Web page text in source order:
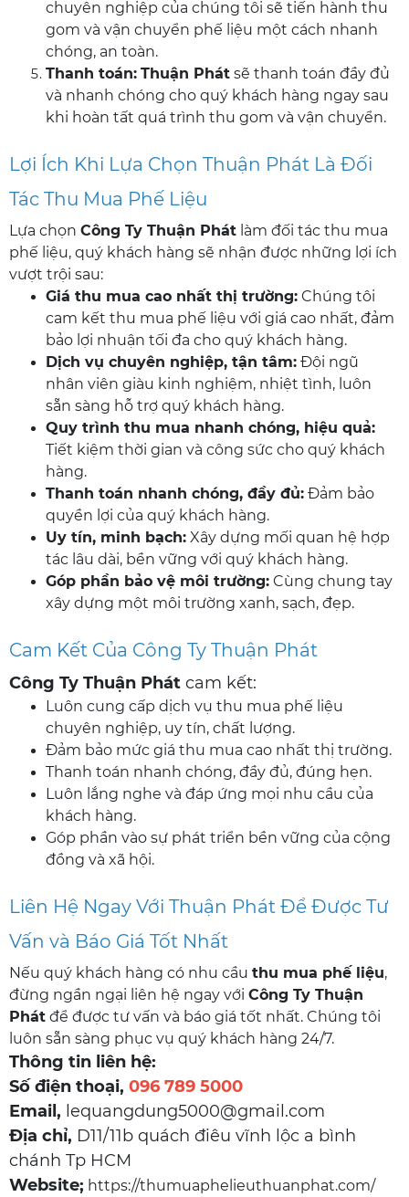
chuyên nghiệp của chúng tôi sẽ tiến hành thu
gom và vận chuyển phế liệu một cách nhanh
chóng, an toàn.
Thanh toán: Thuận Phát sẽ thanh toán đầy đủ
và nhanh chóng cho quý khách hàng ngay sau
khi hoàn tất quá trình thu gom và vận chuyển.
Lợi Ích Khi Lựa Chọn Thuận Phát Là Đối
Tác Thu Mua Phế Liệu
Lựa chọn Công Ty Thuận Phát làm đối tác thu mua
phế liệu, quý khách hàng sẽ nhận được những lợi ích
vượt trội sau:
Giá thu mua cao nhất thị trường: Chúng tôi
cam kết thu mua phế liệu với giá cao nhất, đảm
bảo lợi nhuận tối đa cho quý khách hàng.
Dịch vụ chuyên nghiệp, tận tâm: Đội ngũ
nhân viên giàu kinh nghiệm, nhiệt tình, luôn
sẵn sàng hỗ trợ quý khách hàng.
Quy trình thu mua nhanh chóng, hiệu quả:
Tiết kiệm thời gian và công sức cho quý khách
hàng.
Thanh toán nhanh chóng, đầy đủ: Đảm bảo
quyền lợi của quý khách hàng.
Uy tín, minh bạch: Xây dựng mối quan hệ hợp
tác lâu dài, bền vững với quý khách hàng.
Góp phần bảo vệ môi trường: Cùng chung tay
xây dựng một môi trường xanh, sạch, đẹp.
Cam Kết Của Công Ty Thuận Phát
Công Ty Thuận Phát cam kết:
Luôn cung cấp dịch vụ thu mua phế liệu
chuyên nghiệp, uy tín, chất lượng.
Đảm bảo mức giá thu mua cao nhất thị trường.
Thanh toán nhanh chóng, đầy đủ, đúng hẹn.
Luôn lắng nghe và đáp ứng mọi nhu cầu của
khách hàng.
Góp phần vào sự phát triển bền vững của cộng
đồng và xã hội.
Liên Hệ Ngay Với Thuận Phát Để Được Tư
Vấn và Báo Giá Tốt Nhất
Nếu quý khách hàng có nhu cầu thu mua phế liệu,
đừng ngần ngại liên hệ ngay với Công Ty Thuận
Phát để được tư vấn và báo giá tốt nhất. Chúng tôi
luôn sẵn sàng phục vụ quý khách hàng 24/7.
Thông tin liên hệ:
Số điện thoại, 096 789 5000
Email, lequangdung5000@gmail.com
Địa chỉ, D11/11b quách điêu vĩnh lộc a bình
chánh Tp HCM
Website; https://thumuaphelieuthuanphat.com/